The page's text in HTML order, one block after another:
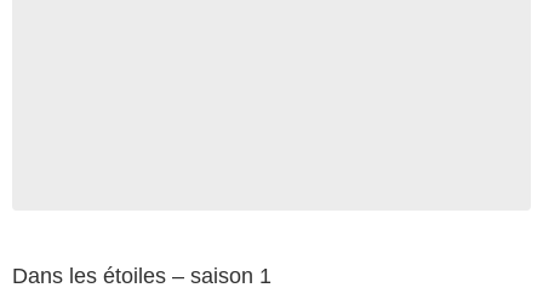
Dans les étoiles – saison 1